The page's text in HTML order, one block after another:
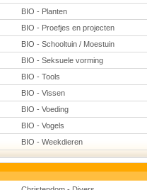
BIO - Planten
BIO - Proefjes en projecten
BIO - Schooltuin / Moestuin
BIO - Seksuele vorming
BIO - Tools
BIO - Vissen
BIO - Voeding
BIO - Vogels
BIO - Weekdieren